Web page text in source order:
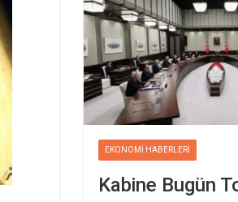
EKONOMI HABERLERI
Kabine Bugün